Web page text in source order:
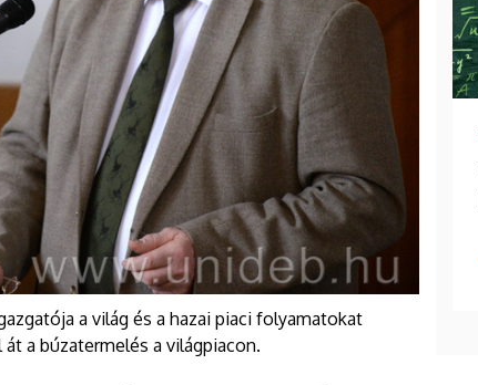
a világ és a hazai piaci folyamatokat
a búzatermelés a világpiacon.